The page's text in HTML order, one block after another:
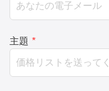
主題 *